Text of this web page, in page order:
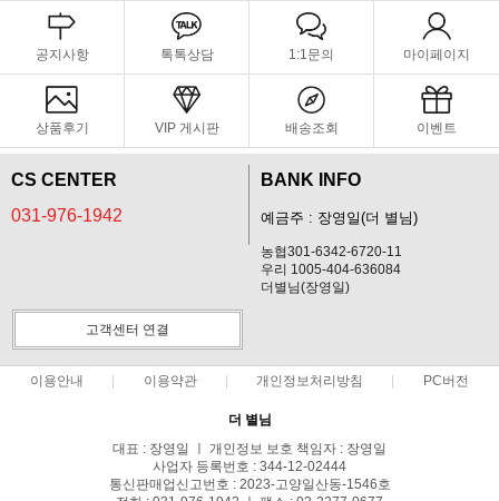
공지사항 톡톡상담 1:1문의 마이페이지
상품후기 VIP 게시판 배송조회 이벤트
CS CENTER
031-976-1942
BANK INFO
예금주 : 장영일(더 별님)
농협301-6342-6720-11
우리 1005-404-636084
더별님(장영일)
고객센터 연결
이용안내 이용약관 개인정보처리방침 PC버전
더 별님
대표 : 장영일 ㅣ 개인정보 보호 책임자 : 장영일
사업자 등록번호 : 344-12-02444
통신판매업신고번호 : 2023-고양일산동-1546호